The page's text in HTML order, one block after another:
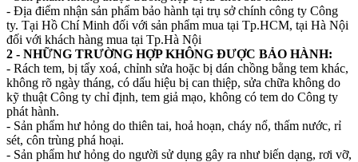
- Địa điểm nhận sản phẩm bảo hành tại trụ sở chính công ty Công
ty. Tại Hồ Chí Minh đối với sản phẩm mua tại Tp.HCM, tại Hà Nội
đối với khách hàng mua tại Tp.Hà Nội
2 - NHỮNG TRƯỜNG HỢP KHÔNG ĐƯỢC BẢO HÀNH:
- Rách tem, bị tẩy xoá, chỉnh sửa hoặc bị dán chồng bằng tem khác,
không rõ ngày tháng, có dấu hiệu bị can thiệp, sửa chữa không do
kỹ thuật Công ty chỉ định, tem giả mạo, không có tem do Công ty
phát hành.
- Sản phẩm hư hỏng do thiên tai, hoả hoạn, cháy nổ, thấm nước, rỉ
sét, côn trùng phá hoại.
- Sản phẩm hư hỏng do người sử dụng gây ra như biến dạng, rơi vỡ,